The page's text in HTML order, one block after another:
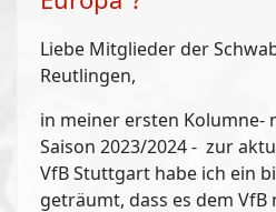
Liebe Mitglieder der
Reutlingen,
in meiner ersten Kolumne-
Saison 2023/2024 - zur
VfB Stuttgart habe ich ein
geträumt, dass es dem VfB